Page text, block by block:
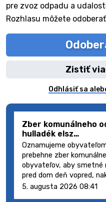
pre zvoz odpadu a
Rozhlasu môžete
Zistiť
Odhlásiť sa
Zber komunálneho
hulladék elsz…
Oznamujeme
prebehne zber
obyvateľov, aby smetné
pred dom deň vopred,
5. augusta 2026 08:41